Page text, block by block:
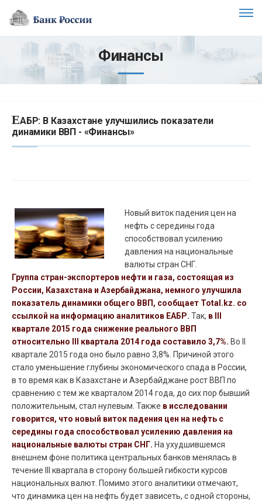
Финансы
ЕАБР: В Казахстане улучшились показатели
динамики ВВП - «Финансы»
Новый виток падения цен на
нефть с середины года
способствовал усилению
давления на национальные
валюты стран СНГ.
Группа стран-экспортеров нефти и газа, состоящая из
России, Казахстана и Азербайджана, немного улучшила
показатель динамики общего ВВП, сообщает Total.kz. со
ссылкой на информацию аналитиков ЕАБР. Так, в III
квартале 2015 года снижение реального ВВП
относительно III квартала 2014 года составило 3,7%. Во II
квартале 2015 года оно было равно 3,8%. Причиной этого
стало уменьшение глубины экономического спада в России,
в то время как в Казахстане и Азербайджане рост ВВП по
сравнению с тем же кварталом 2014 года, до сих пор бывший
положительным, стал нулевым. Также в исследовании
говорится, что новый виток падения цен на нефть с
середины года способствовал усилению давления на
национальные валюты стран СНГ. На ухудшившемся
внешнем фоне политика центральных банков менялась в
течение III квартала в сторону большей гибкости курсов
национальных валют. Помимо этого аналитики отмечают,
что динамика цен на нефть будет зависеть, с одной стороны,